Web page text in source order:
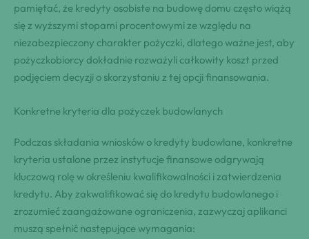
pamiętać, że kredyty osobiste na budowę domu często wiążą
się z wyższymi stopami procentowymi ze względu na
niezabezpieczony charakter pożyczki, dlatego ważne jest, aby
pożyczkobiorcy dokładnie rozważyli całkowity koszt przed
podjęciem decyzji o skorzystaniu z tej opcji finansowania.
Konkretne kryteria dla pożyczek budowlanych
Podczas składania wniosków o kredyty budowlane, konkretne
kryteria ustalone przez instytucje finansowe odgrywają
kluczową rolę w określeniu kwalifikowalności i zatwierdzenia
kredytu. Aby zakwalifikować się do kredytu budowlanego i
zrozumieć zaangażowane ograniczenia, zazwyczaj aplikanci
muszą spełnić następujące wymagania: